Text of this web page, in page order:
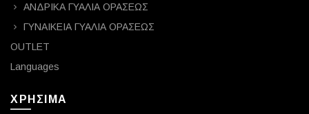
ΑΝΔΡΙΚΑ ΓΥΑΛΙΑ ΟΡΑΣΕΩΣ
ΓΥΝΑΙΚΕΙΑ ΓΥΑΛΙΑ ΟΡΑΣΕΩΣ
OUTLET
Languages
ΧΡΗΣΙΜΑ